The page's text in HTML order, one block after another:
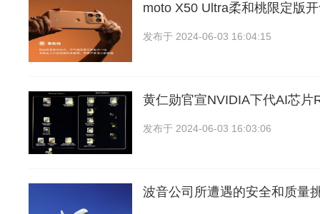
moto X50 Ultra柔和桃限定版
发布于 2024-06-03 16:04:15
黄仁勋官宣NVIDIA下代AI芯片
发布于 2024-06-03 16:03:06
波音公司所遭遇的安全和质量